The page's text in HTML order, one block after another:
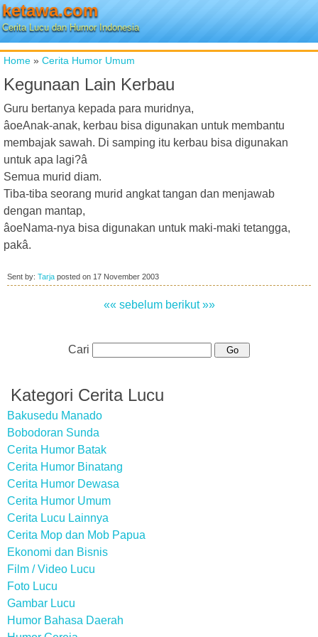
ketawa.com
Cerita Lucu dan Humor Indonesia
Home » Cerita Humor Umum
Kegunaan Lain Kerbau
Guru bertanya kepada para muridnya,
âoeAnak-anak, kerbau bisa digunakan untuk membantu
membajak sawah. Di samping itu kerbau bisa digunakan
untuk apa lagi?â
Semua murid diam.
Tiba-tiba seorang murid angkat tangan dan menjawab
dengan mantap,
âoeNama-nya bisa digunakan untuk maki-maki tetangga,
pakâ.
Sent by: Tarja posted on 17 November 2003
«« sebelum berikut »»
Cari
Kategori Cerita Lucu
Bakusedu Manado
Bobodoran Sunda
Cerita Humor Batak
Cerita Humor Binatang
Cerita Humor Dewasa
Cerita Humor Umum
Cerita Lucu Lainnya
Cerita Mop dan Mob Papua
Ekonomi dan Bisnis
Film / Video Lucu
Foto Lucu
Gambar Lucu
Humor Bahasa Daerah